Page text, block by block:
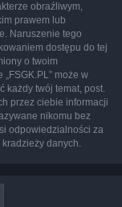
obraźliwym,
prawem lub
Naruszenie tego
dostępu do tej
o twoim
może w
każdy twój temat, post.
przez ciebie informacji
nikomu bez
odpowiedzialności za
danych.